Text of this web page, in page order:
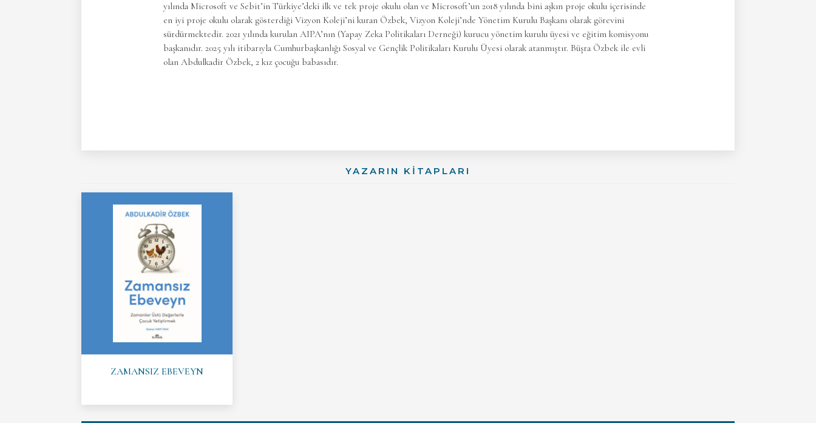
yılında Microsoft ve Sebit’in Türkiye’deki ilk ve tek proje okulu olan ve Microsoft’un 2018 yılında bini aşkın proje okulu içerisinde
en iyi proje okulu olarak gösterdiği Vizyon Koleji’ni kuran Özbek, Vizyon Koleji’nde Yönetim Kurulu Başkanı olarak görevini
sürdürmektedir. 2021 yılında kurulan AIPA’nın (Yapay Zeka Politikaları Derneği) kurucu yönetim kurulu üyesi ve eğitim komisyonu
başkanıdır. 2025 yılı itibarıyla Cumhurbaşkanlığı Sosyal ve Gençlik Politikaları Kurulu Üyesi olarak atanmıştır. Büşra Özbek ile evli
olan Abdulkadir Özbek, 2 kız çocuğu babasıdır.
YAZARIN KİTAPLARI
ZAMANSIZ EBEVEYN